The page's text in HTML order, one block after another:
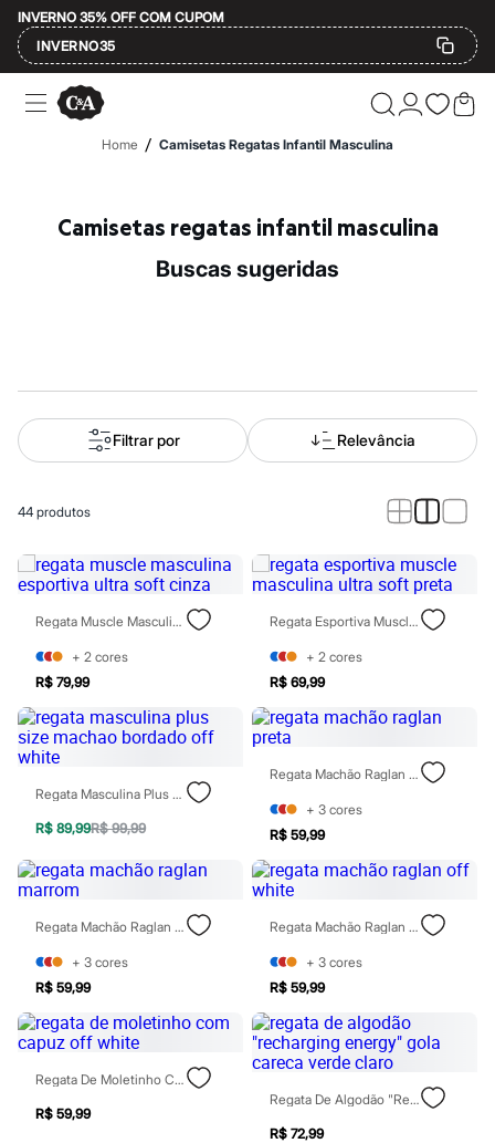
INVERNO 35% OFF COM CUPOM
INVERNO35
Ofertas
Compre por Departamento
Mindse7
Plus Size
Alfaiataria
Novidades
Roupas
Blusas e Camisetas
Casacos e Jaquetas
Macacões
Saias
Shorts e Bermudas
Vestidos
Bolsas
Bonés e Chapéus
Cintos
Óculos
Relógios
Botas
Chinelos
Rasteirinhas
Sandálias
Sapatilhas
Tênis
Marcas
City
Clock House
Mindset
Sawary
Yessica
Moda esportiva
Acessórios
Blusas
Leggings
Home / Camisetas Regatas Infantil Masculina
Camisetas regatas infantil masculina
buscas sugeridas
Filtrar por Relevância
44 produtos
Regata Muscle Masculina Esportiva Ultra Soft Cinza
+ 2 cores
R$ 79,99
Regata Esportiva Muscle Masculina Ultra Soft Preta
+ 2 cores
R$ 69,99
Regata Masculina Plus Size Machao Bordado Off White
R$ 89,99R$ 99,99
Regata Machão Raglan Preta
+ 3 cores
R$ 59,99
Regata Machão Raglan Marrom
+ 3 cores
R$ 59,99
Regata Machão Raglan Off White
+ 3 cores
R$ 59,99
Regata De Moletinho Com Capuz Off White
R$ 59,99
Regata De Algodão "recharging Energy" Gola Careca Verde Claro
R$ 72,99